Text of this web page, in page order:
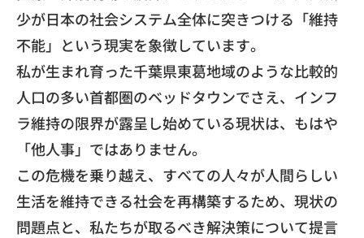
少が日本の社会システム全体に突きつける「維持
不能」という現実を象徴しています。
​私が生まれ育った千葉県東葛地域のような比較的
人口の多い首都圏のベッドタウンでさえ、インフ
ラ維持の限界が露呈し始めている現状は、もはや
「他人事」ではありません。
​この危機を乗り越え、すべての人々が人間らしい
生活を維持できる社会を再構築するため、現状の
問題点と、私たちが取るべき解決策について提言